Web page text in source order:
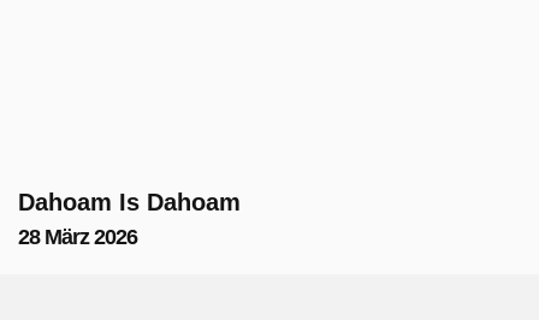
Dahoam Is Dahoam
28 März 2026